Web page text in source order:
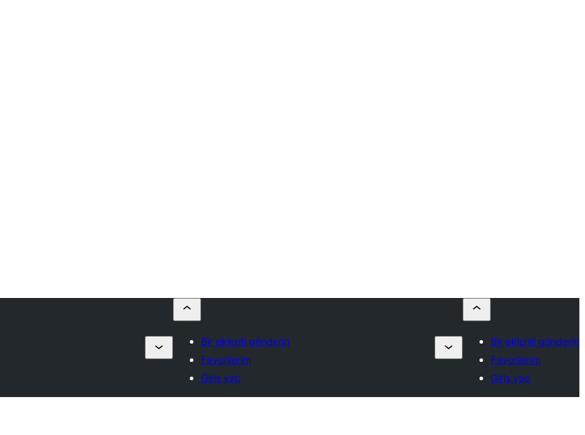
Bir eklenti gönderin
Favorilerim
Giriş yap
Bir eklenti gönderin
Favorilerim
Giriş yap